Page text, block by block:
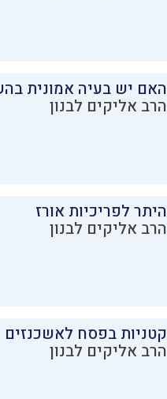
האם יש בעיה אמונית
הרב אליקים לבנון
היתר לפריכיות אורז
הרב אליקים לבנון
קטניות בפסח לאשכנזים
הרב אליקים לבנון